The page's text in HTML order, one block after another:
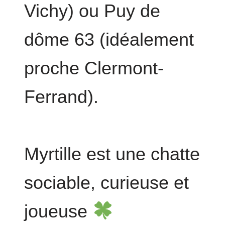
Vichy) ou Puy de
dôme 63 (idéalement
proche Clermont-
Ferrand).
Myrtille est une chatte
sociable, curieuse et
joueuse